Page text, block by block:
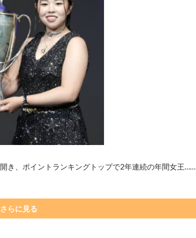
き、ポイントランキングトップで2年連続の年間女王……
さらに見る